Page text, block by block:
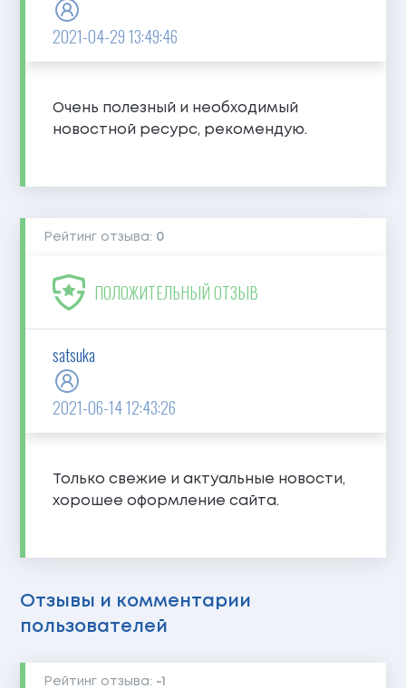
2021-04-29 13:49:46
Очень полезный и необходимый
новостной ресурс, рекомендую.
Рейтинг отзыва: 0
ПОЛОЖИТЕЛЬНЫЙ ОТЗЫВ
2021-06-14 12:43:26
satsuka
Только свежие и актуальные новости,
хорошее оформление сайта.
Отзывы и комментарии
пользователей
Рейтинг отзыва: -1